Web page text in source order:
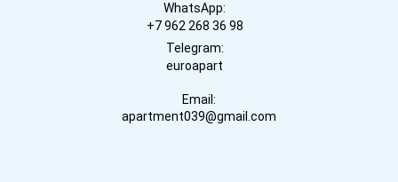
WhatsApp:
+7 962 268 36 98
Telegram:
euroapart
Email:
apartment039@gmail.com